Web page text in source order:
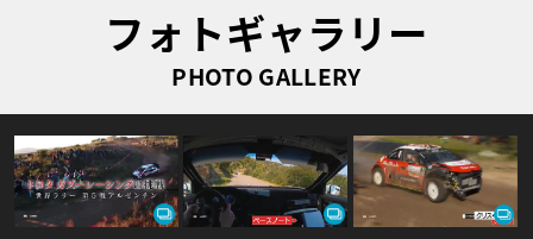
フォトギャラリー
PHOTO GALLERY